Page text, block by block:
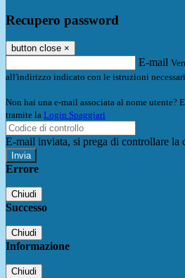
Recupero password
button close ×
E-mail
all'indirizzo indicato con le istruzioni
Non hai una e-mail associata al nome utente?
tramite la Login Spaggiari
E-mail inviata, si prega di controllare la
Errore
Chiudi
Successo
Chiudi
Informazione
Chiudi